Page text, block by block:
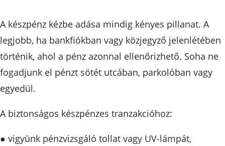
A készpénz kézbe adása mindig kényes pillanat. A
legjobb, ha bankfiókban vagy közjegyző jelenlétében
történik, ahol a pénz azonnal ellenőrizhető. Soha ne
fogadjunk el pénzt sötét utcában, parkolóban vagy
egyedül.
A biztonságos készpénzes tranzakcióhoz:
● vigyünk pénzvizsgáló tollat vagy UV-lámpát,